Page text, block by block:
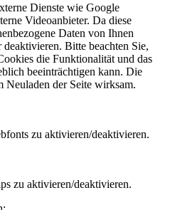
Dienste wie Google
Videoanbieter. Da diese
Daten von Ihnen
Bitte beachten Sie,
die Funktionalität und das
beeinträchtigen kann. Die
Neuladen der Seite wirksam.
zu aktivieren/deaktivieren.
zu aktivieren/deaktivieren.